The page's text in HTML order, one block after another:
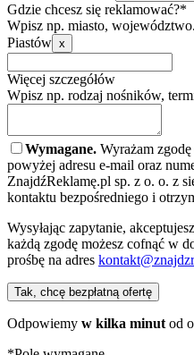
Gdzie chcesz się reklamować?*
Wpisz np. miasto,
Piastów x
Więcej szczegółów
Wpisz np. rodzaj nośników,
Wymagane. Wyrażam
powyżej adresu e-mail oraz
ZnajdźReklamę.pl sp. z o. o. z
kontaktu bezpośredniego i
Wysyłając zapytanie, akceptujesz
każdą zgodę możesz cofnąć w
prośbę na adres
Tak, chcę bezpłatną ofertę
Odpowiemy w kilka minut od